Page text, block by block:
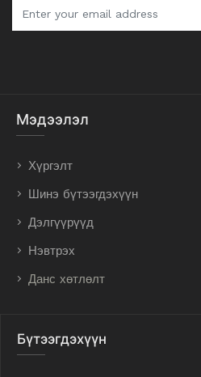
Мэдээлэл
Хүргэлт
Шинэ бүтээгдэхүүн
Дэлгүүрүүд
Нэвтрэх
Данс хөтлөлт
Бүтээгдэхүүн